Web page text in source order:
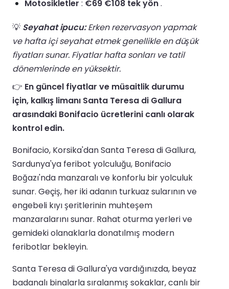
Motosikletler : €69 €108 tek yön.
💡 Seyahat ipucu:Erken rezervasyon yapmak
ve hafta içi seyahat etmek genellikle en düşük
fiyatları sunar. Fiyatlar hafta sonları ve tatil
dönemlerinde en yüksektir.
👉 En güncel fiyatlar ve müsaitlik durumu
için, kalkış limanı Santa Teresa di Gallura
arasındaki Bonifacio ücretlerini canlı olarak
kontrol edin.
Bonifacio, Korsika'dan Santa Teresa di Gallura,
Sardunya'ya feribot yolculuğu, Bonifacio
Boğazı'nda manzaralı ve konforlu bir yolculuk
sunar. Geçiş, her iki adanın turkuaz sularının ve
engebeli kıyı şeritlerinin muhteşem
manzaralarını sunar. Rahat oturma yerleri ve
gemideki olanaklarla donatılmış modern
feribotlar bekleyin.
Santa Teresa di Gallura'ya vardığınızda, beyaz
badanalı binalarla sıralanmış sokaklar, canlı bir